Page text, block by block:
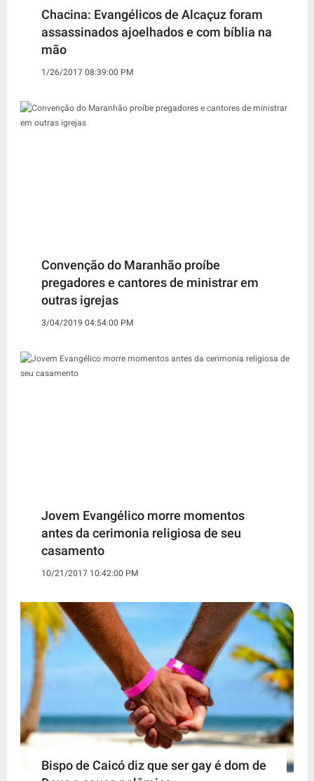
Chacina: Evangélicos de Alcaçuz foram
assassinados ajoelhados e com bíblia na
mão
1/26/2017 08:39:00 PM
Convenção do Maranhão proíbe
pregadores e cantores de ministrar em
outras igrejas
3/04/2019 04:54:00 PM
Jovem Evangélico morre momentos
antes da cerimonia religiosa de seu
casamento
10/21/2017 10:42:00 PM
Bispo de Caicó diz que ser gay é dom de